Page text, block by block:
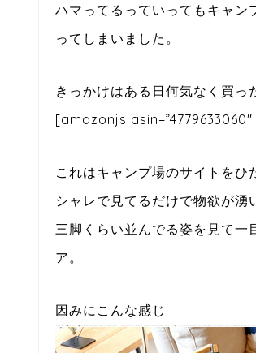
ハマってるっていってもキャン
ってしまいました。
きっかけはある日何気なく買っ
[amazonjs asin=”4779633060″
これはキャンプ場のサイトを
シャレで見てるだけで物欲が
三脚くらい並んでる姿を見て一
ア。
因みにこんな感じ